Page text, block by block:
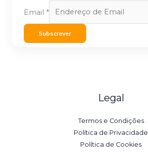
Email *
Subscrever
Legal
Termos e Condições
Política de Privacidade
Política de Cookies